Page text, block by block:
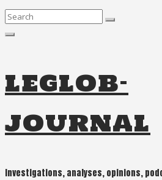
Search
leglob-
journal
Investigations, analyses, opinions,